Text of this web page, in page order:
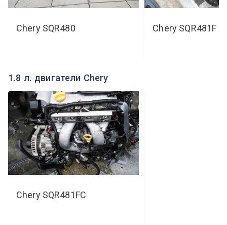
Chery SQR480 Chery SQR481F
1.8 л. двигатели Chery
Chery SQR481FC